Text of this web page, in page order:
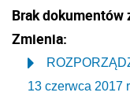
Brak
Zmienia:
13 czerwca 2017